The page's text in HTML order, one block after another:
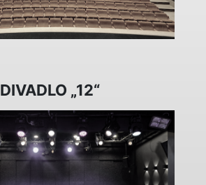
DIVADLO „12“